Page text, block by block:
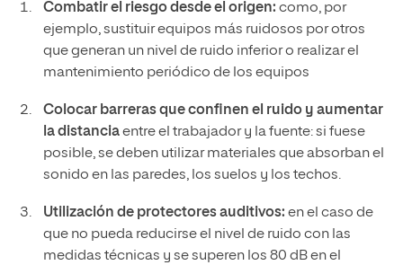
Combatir el riesgo desde el origen: como, por
ejemplo, sustituir equipos más ruidosos por otros
que generan un nivel de ruido inferior o realizar el
mantenimiento periódico de los equipos
Colocar barreras que confinen el ruido y aumentar
la distanciaentre el trabajador y la fuente: si fuese
posible, se deben utilizar materiales que absorban el
sonido en las paredes, los suelos y los techos.
Utilización de protectores auditivos: en el caso de
que no pueda reducirse el nivel de ruido con las
medidas técnicas y se superen los 80 dB en el